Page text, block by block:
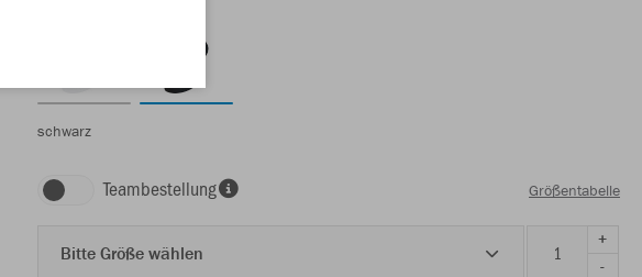
schwarz
Teambestellung Größentabelle
Bitte Größe wählen
+
-